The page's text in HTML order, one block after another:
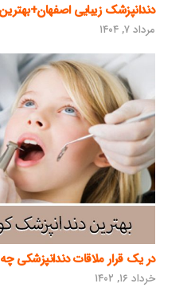
دندانپزشک زیبایی
مرداد ۷, ۱۴۰۴
در یک قرار ملاقات دندانپزشکی
خرداد ۱۶, ۱۴۰۲